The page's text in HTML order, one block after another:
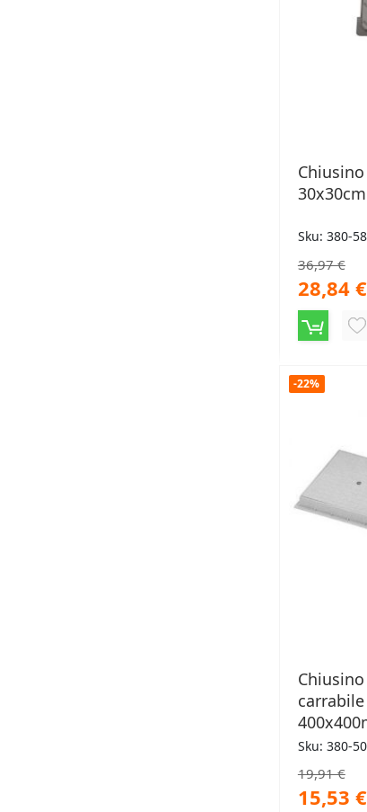
30x30cm
Sku: 380-
36,97 €
28,84 €
-22%
carrabile
Sku: 380-
19,91 €
15,53 €